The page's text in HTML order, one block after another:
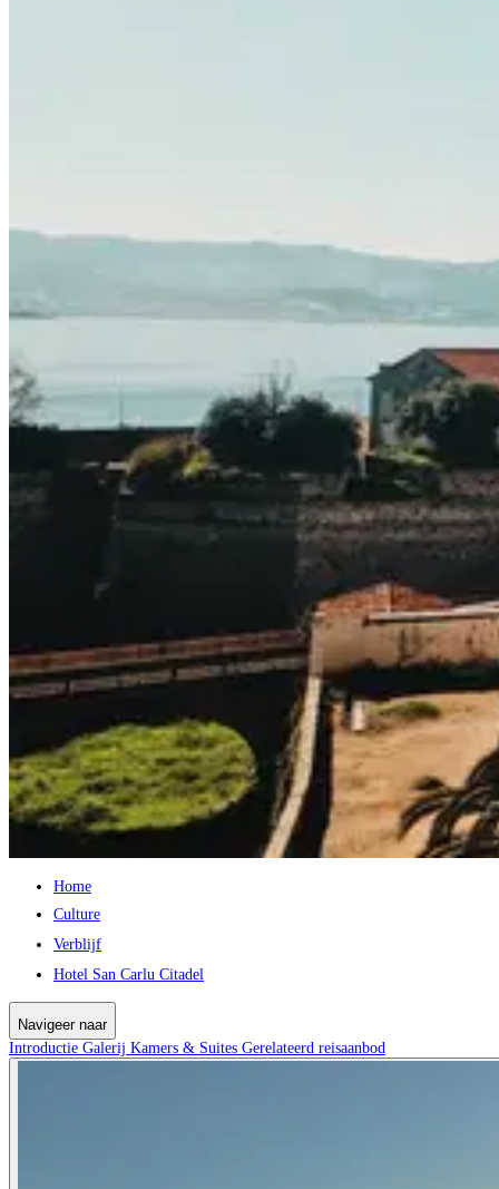
Home
Culture
Verblijf
Hotel San Carlu Citadel
Navigeer naar
Introductie Galerij Kamers & Suites Gerelateerd reisaanbod